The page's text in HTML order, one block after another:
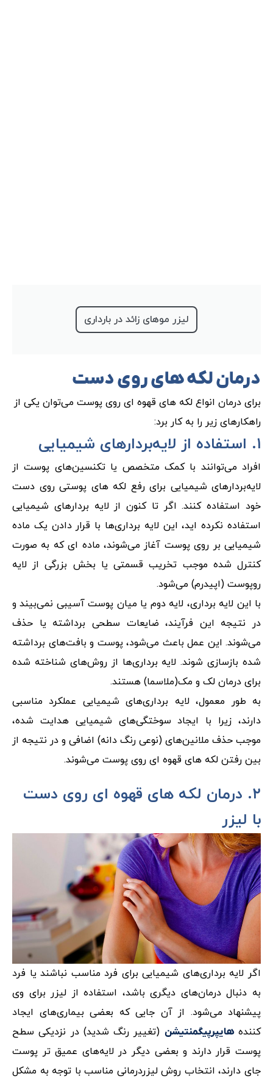
لیزر موهای زائد در بارداری
درمان لکه های روی دست
برای درمان انواع لکه های قهوه ای روی پوست می‌توان یکی از
راهکارهای زیر را به کار برد:
۱. استفاده از لایه‌بردارهای شیمیایی
افراد می‌توانند با کمک متخصص یا تکنسین‌های پوست از
لایه‌بردارهای شیمیایی برای رفع لکه های پوستی روی دست
خود استفاده کنند. اگر تا کنون از لایه بردار‌های شیمیایی
استفاده نکرده اید، این لایه برداری‌ها با قرار دادن یک ماده
شیمیایی بر روی پوست آغاز می‌شوند، ماده ای که به صورت
کنترل شده موجب تخریب قسمتی یا بخش بزرگی از لایه
روپوست (اپیدرم) می‌شود.
با این لایه برداری، لایه دوم یا میان پوست آسیبی نمی‌بیند و
در نتیجه این فرآیند، ضایعات سطحی برداشته یا حذف
می‌شوند. این عمل باعث می‌شود، پوست و بافت‌های برداشته
شده بازسازی شوند. لایه برداری‌ها از روش‌های شناخته شده
برای درمان لک و مک(ملاسما) هستند.
به طور معمول، لایه برداری‌های شیمیایی عملکرد مناسبی
دارند، زیرا با ایجاد سوختگی‌های شیمیایی هدایت شده،
موجب حذف ملانین‌های (نوعی رنگ دانه) اضافی و در نتیجه از
بین رفتن لکه های قهوه ای روی پوست می‌شوند.
۲. درمان لکه های قهوه ای روی دست
با لیزر
اگر لایه برداری‌های شیمیایی برای فرد مناسب نباشند یا فرد
به دنبال درمان‌های دیگری باشد، استفاده از لیزر برای وی
پیشنهاد می‌شود. از آن جایی که بعضی بیماری‌های ایجاد
کننده ‌هایپرپیگمنتیشن (تغییر رنگ شدید) در نزدیکی سطح
پوست قرار دارند و بعضی دیگر در لایه‌های عمیق تر پوست
جای دارند، انتخاب روش لیزردرمانی مناسب با توجه به مشکل